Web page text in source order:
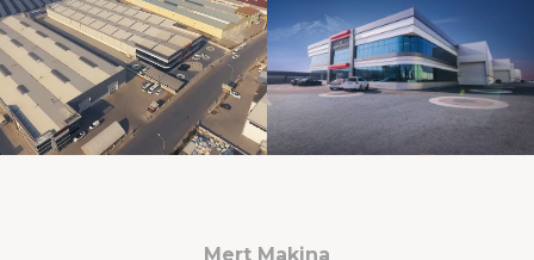
Mert Makina